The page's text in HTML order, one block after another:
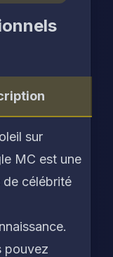
sur
MC est une
de célébrité
pouvez